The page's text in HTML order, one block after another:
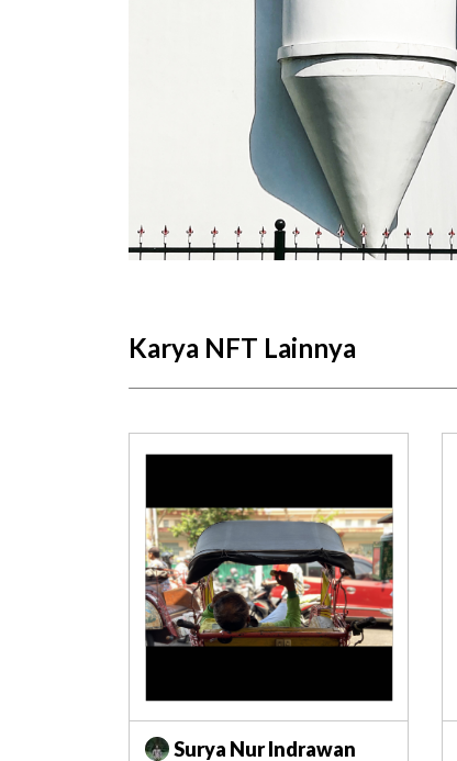
Karya NFT Lainnya
Surya Nur Indrawan